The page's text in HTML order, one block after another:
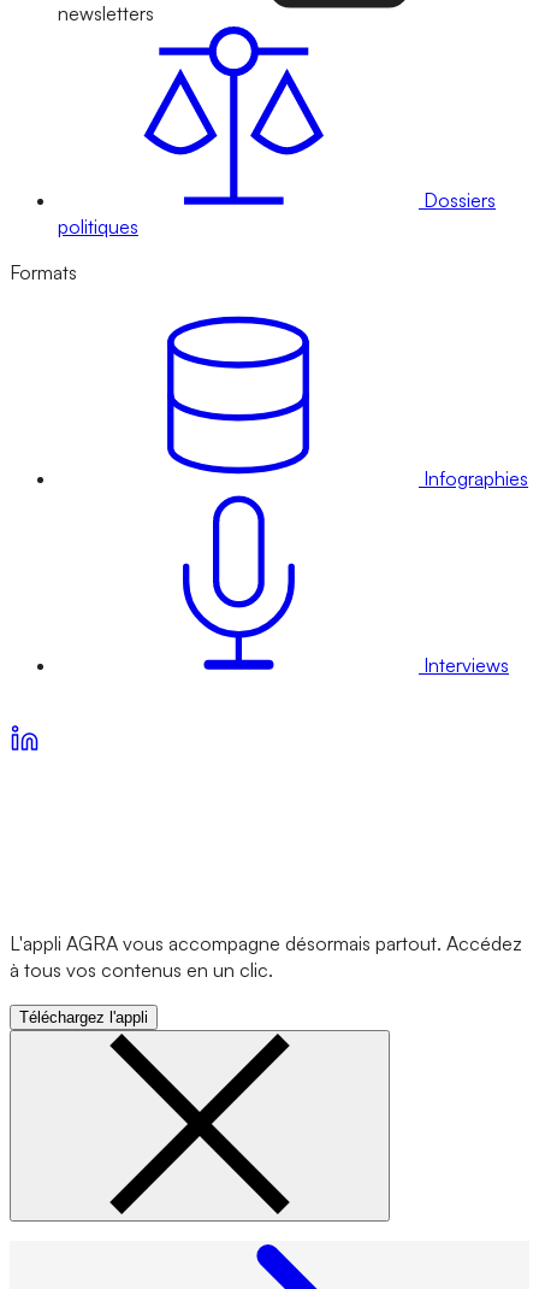
newsletters
Dossiers
politiques
Formats
Infographies
Interviews
L'appli AGRA vous accompagne désormais partout. Accédez
à tous vos contenus en un clic.
Téléchargez l'appli